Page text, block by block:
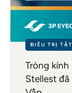
ĐIỀU TRỊ
Tròng
Stellest đã